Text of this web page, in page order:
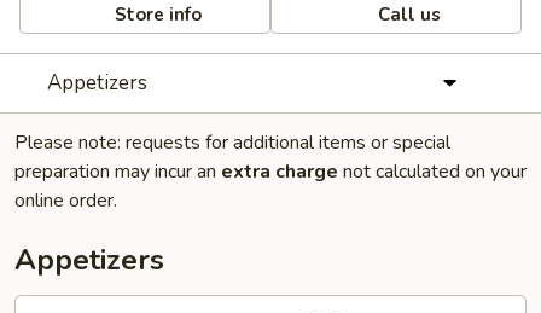
Store info Call us
Appetizers
Please note: requests for additional items or special
preparation may incur an extra charge not calculated on your
online order.
Appetizers